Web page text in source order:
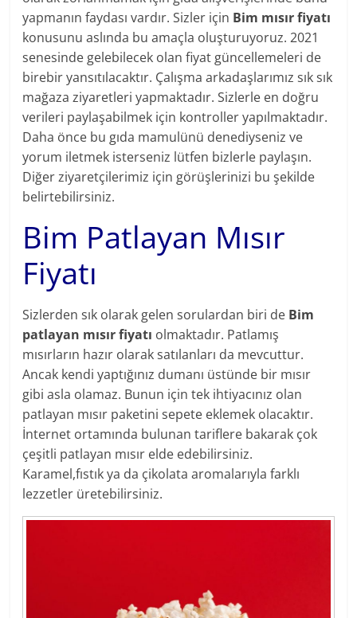
yapmanın faydası vardır. Sizler için Bim mısır fiyatı
konusunu aslında bu amaçla oluşturuyoruz. 2021
senesinde gelebilecek olan fiyat güncellemeleri de
birebir yansıtılacaktır. Çalışma arkadaşlarımız sık sık
mağaza ziyaretleri yapmaktadır. Sizlerle en doğru
verileri paylaşabilmek için kontroller yapılmaktadır.
Daha önce bu gıda mamulünü denediyseniz ve
yorum iletmek isterseniz lütfen bizlerle paylaşın.
Diğer ziyaretçilerimiz için görüşlerinizi bu şekilde
belirtebilirsiniz.
Bim Patlayan Mısır
Fiyatı
Sizlerden sık olarak gelen sorulardan biri de Bim
patlayan mısır fiyatı olmaktadır. Patlamış
mısırların hazır olarak satılanları da mevcuttur.
Ancak kendi yaptığınız dumanı üstünde bir mısır
gibi asla olamaz. Bunun için tek ihtiyacınız olan
patlayan mısır paketini sepete eklemek olacaktır.
İnternet ortamında bulunan tariflere bakarak çok
çeşitli patlayan mısır elde edebilirsiniz.
Karamel,fıstık ya da çikolata aromalarıyla farklı
lezzetler üretebilirsiniz.